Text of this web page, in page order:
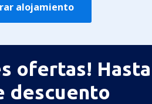
alojamiento
ofertas! Hasta
descuento